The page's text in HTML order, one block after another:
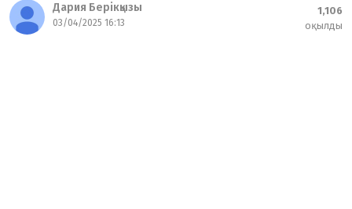
Дария Берікқызы
03/04/2025 16:13
1,106
оқылды